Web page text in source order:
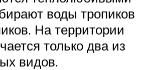
воды тропиков
На территории
только два из
видов.